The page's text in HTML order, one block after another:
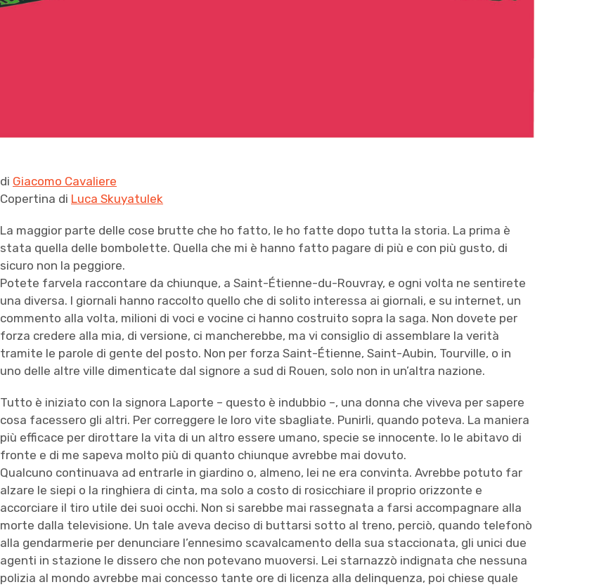
di Giacomo Cavaliere
Copertina di Luca Skuyatulek
La maggior parte delle cose brutte che ho fatto, le ho fatte dopo tutta la storia. La prima è
stata quella delle bombolette. Quella che mi è hanno fatto pagare di più e con più gusto, di
sicuro non la peggiore.
Potete farvela raccontare da chiunque, a Saint-Étienne-du-Rouvray, e ogni volta ne sentirete
una diversa. I giornali hanno raccolto quello che di solito interessa ai giornali, e su internet, un
commento alla volta, milioni di voci e vocine ci hanno costruito sopra la saga. Non dovete per
forza credere alla mia, di versione, ci mancherebbe, ma vi consiglio di assemblare la verità
tramite le parole di gente del posto. Non per forza Saint-Étienne, Saint-Aubin, Tourville, o in
uno delle altre ville dimenticate dal signore a sud di Rouen, solo non in un’altra nazione.
Tutto è iniziato con la signora Laporte – questo è indubbio –, una donna che viveva per sapere
cosa facessero gli altri. Per correggere le loro vite sbagliate. Punirli, quando poteva. La maniera
più efficace per dirottare la vita di un altro essere umano, specie se innocente. Io le abitavo di
fronte e di me sapeva molto più di quanto chiunque avrebbe mai dovuto.
Qualcuno continuava ad entrarle in giardino o, almeno, lei ne era convinta. Avrebbe potuto far
alzare le siepi o la ringhiera di cinta, ma solo a costo di rosicchiare il proprio orizzonte e
accorciare il tiro utile dei suoi occhi. Non si sarebbe mai rassegnata a farsi accompagnare alla
morte dalla televisione. Un tale aveva deciso di buttarsi sotto al treno, perciò, quando telefonò
alla gendarmerie per denunciare l’ennesimo scavalcamento della sua staccionata, gli unici due
agenti in stazione le dissero che non potevano muoversi. Lei starnazzò indignata che nessuna
polizia al mondo avrebbe mai concesso tante ore di licenza alla delinquenza, poi chiese quale